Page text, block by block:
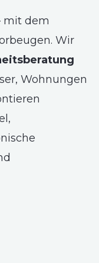
mit dem
Wir
Wohnungen